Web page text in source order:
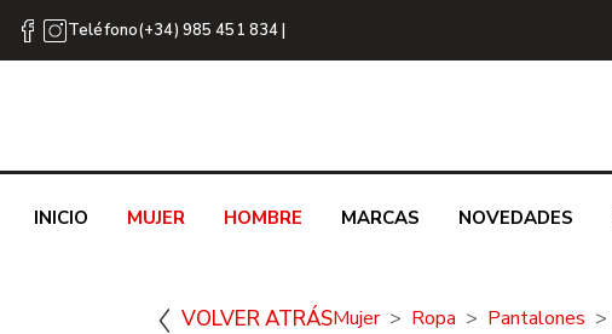
Teléfono(+34) 985 451 834 |
INICIO MUJER HOMBRE MARCAS NOVEDADES
VOLVER ATRÁSMujer Ropa Pantalones